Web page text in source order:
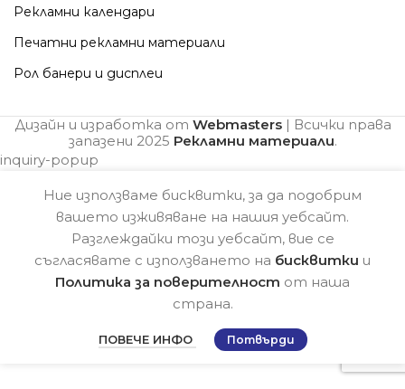
Рекламни календари
Печатни рекламни материали
Рол банери и дисплеи
Дизайн и изработка от Webmasters| Всички права
запазени 2025 Рекламни материали.
inquiry-popup
Ние използваме бисквитки, за да подобрим
вашето изживяване на нашия уебсайт.
Разглеждайки този уебсайт, вие се
съгласявате с използването на бисквитки и
Политика за поверителност от наша
страна.
ПОВЕЧЕ ИНФО Потвърди